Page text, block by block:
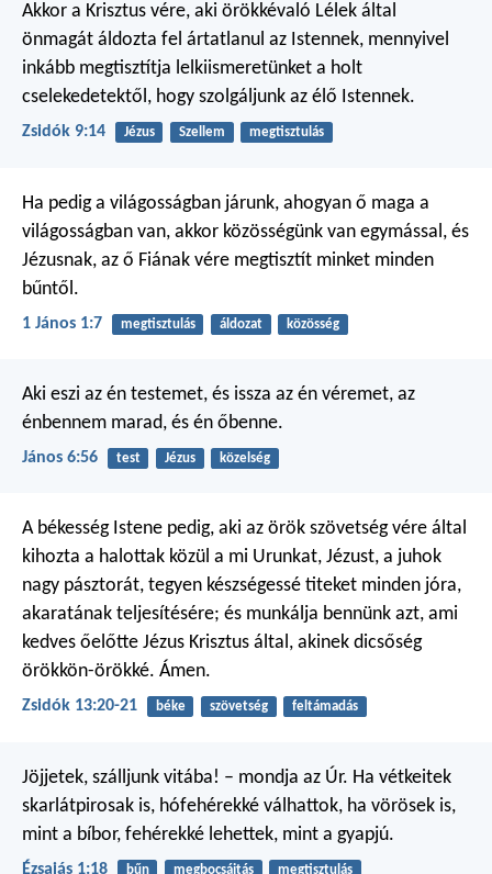
Akkor a Krisztus vére, aki örökkévaló Lélek által
önmagát áldozta fel ártatlanul az Istennek, mennyivel
inkább megtisztítja lelkiismeretünket a holt
cselekedetektől, hogy szolgáljunk az élő Istennek.
Zsidók 9:14 Jézus Szellem megtisztulás
Ha pedig a világosságban járunk, ahogyan ő maga a
világosságban van, akkor közösségünk van egymással, és
Jézusnak, az ő Fiának vére megtisztít minket minden
bűntől.
1 János 1:7 megtisztulás áldozat közösség
Aki eszi az én testemet, és issza az én véremet, az
énbennem marad, és én őbenne.
János 6:56 test Jézus közelség
A békesség Istene pedig, aki az örök szövetség vére által
kihozta a halottak közül a mi Urunkat, Jézust, a juhok
nagy pásztorát, tegyen készségessé titeket minden jóra,
akaratának teljesítésére; és munkálja bennünk azt, ami
kedves őelőtte Jézus Krisztus által, akinek dicsőség
örökkön-örökké. Ámen.
Zsidók 13:20-21 béke szövetség feltámadás
Jöjjetek, szálljunk vitába! – mondja az Úr. Ha vétkeitek
skarlátpirosak is, hófehérekké válhattok, ha vörösek is,
mint a bíbor, fehérekké lehettek, mint a gyapjú.
Ézsaiás 1:18 bűn megbocsájtás megtisztulás